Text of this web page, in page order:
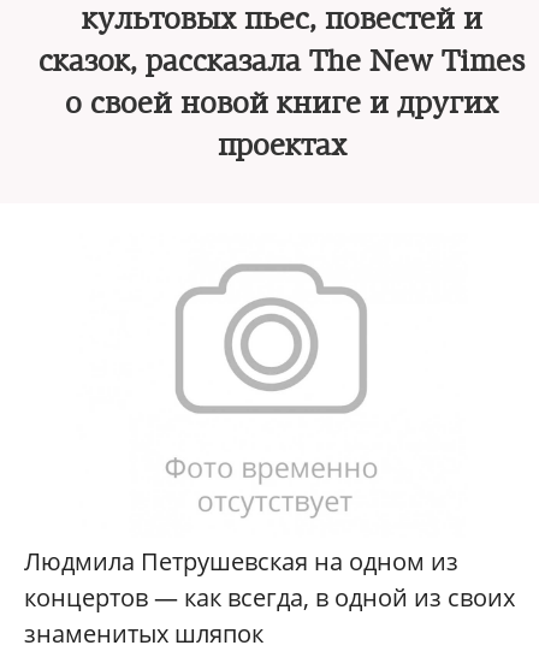
культовых пьес, повестей и
сказок, рассказала The New Times
о своей новой книге и других
проектах
Людмила Петрушевская на одном из
концертов — как всегда, в одной из своих
знаменитых шляпок